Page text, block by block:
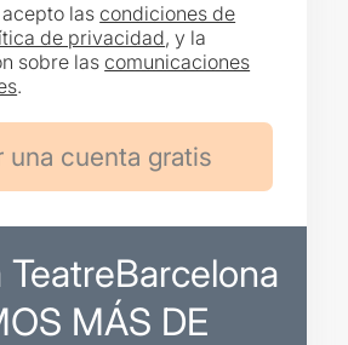
acepto lascondiciones de
de privacidad, y la
sobre lascomunicaciones
.
TeatreBarcelona
MÁS DE